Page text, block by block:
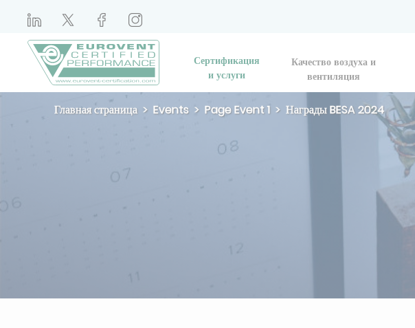
Сертификация
и услуги
Качество воздуха и
вентиляция
Главная страница Events Page Event 1 Награды BESA 2024